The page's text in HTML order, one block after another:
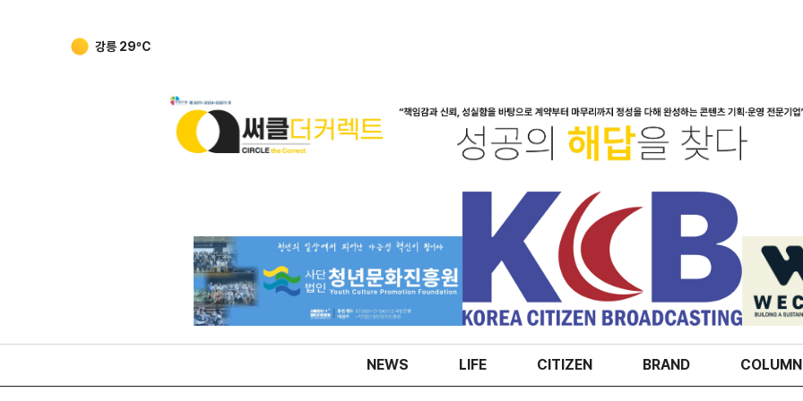
강릉 29ºC
NEWS LIFE CITIZEN BRAND COLUMN